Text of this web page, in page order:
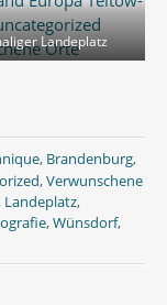
Landeplatz
, Brandenburg,
,Verwunschene
Landeplatz,
,Wünsdorf,